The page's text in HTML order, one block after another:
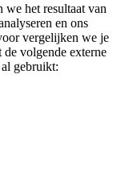
we het resultaat van
en ons
vergelijken we je
de volgende externe
gebruikt: